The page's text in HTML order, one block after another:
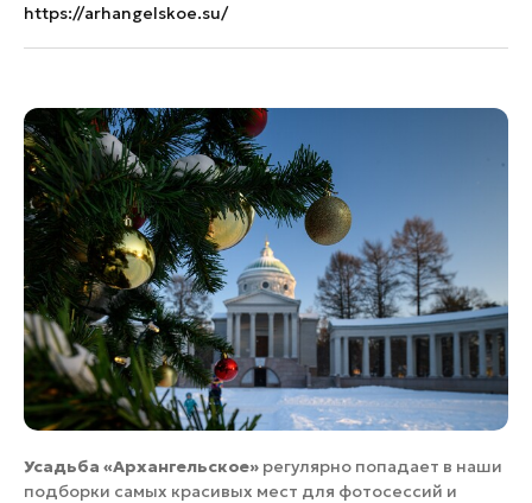
https://arhangelskoe.su/
Усадьба «Архангельское» регулярно попадает в наши
подборки самых красивых мест для фотосессий и